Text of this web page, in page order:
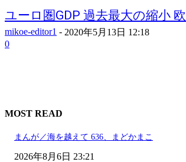
ユーロ圏GDP 過去最大の縮小
mikoe-editor1 - 2020年5月13日 12:18
0
MOST READ
まんが／海を越えて 636、まどかまこ
2026年8月6日 23:21